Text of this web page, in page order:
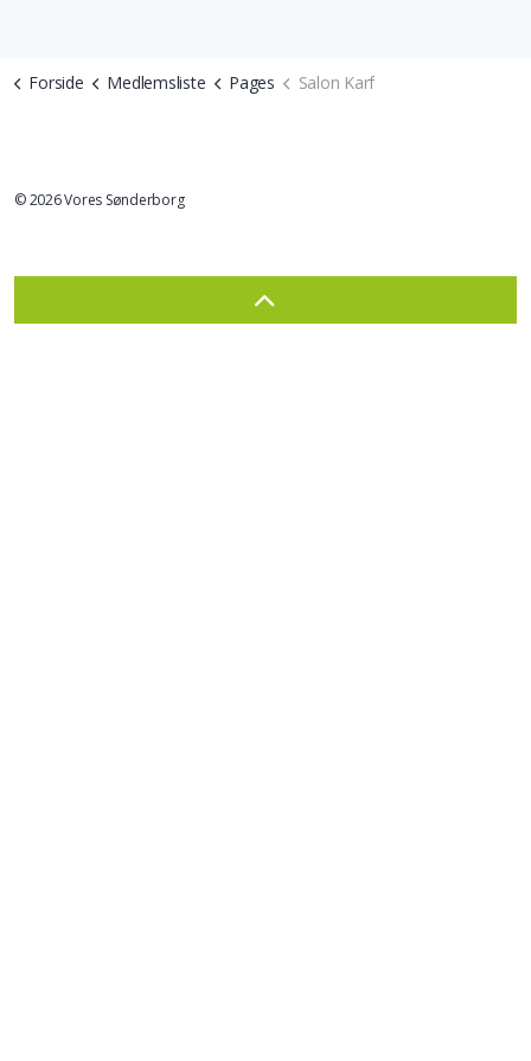
Forside Medlemsliste Pages Salon Karf
© 2026 Vores Sønderborg